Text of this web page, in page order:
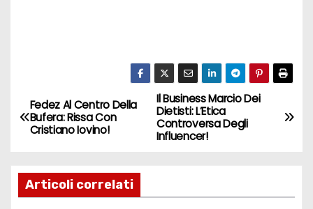
N
a
i
Il Business Marcio Dei
Dietisti: L’Etica
Controversa Degli
Influencer!
Fedez Al Centro Della
Bufera: Rissa Con
Cristiano Iovino!
Articoli correlati